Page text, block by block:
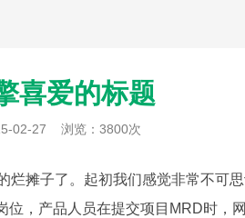
喜爱的标题
02-27 浏览：3800次
摊子了。起初我们感觉非常不可
，产品人员在提交项目MRD时，